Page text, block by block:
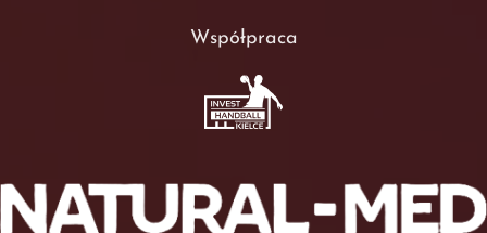
Współpraca